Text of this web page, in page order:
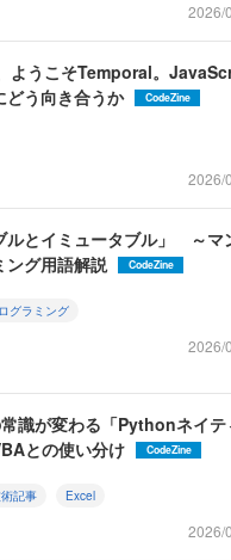
2026/
ようこそTemporal。
どう向き合うか
CodeZine
2026/
ルとイミュータブル」 ～マ
ング用語解説
CodeZine
グラミング
2026/
識が変わる「Pythonネイテ
との使い分け
CodeZine
記事 Excel
2026/